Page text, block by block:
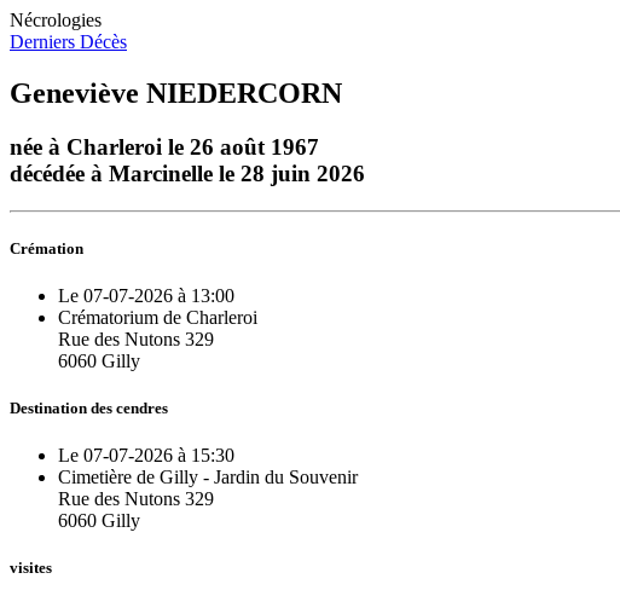
Nécrologies
Derniers Décès
Geneviève NIEDERCORN
née à Charleroi le 26 août 1967
décédée à Marcinelle le 28 juin 2026
Crémation
Le 07-07-2026 à 13:00
Crématorium de Charleroi
Rue des Nutons 329
6060 Gilly
Destination des cendres
Le 07-07-2026 à 15:30
Cimetière de Gilly - Jardin du Souvenir
Rue des Nutons 329
6060 Gilly
visites